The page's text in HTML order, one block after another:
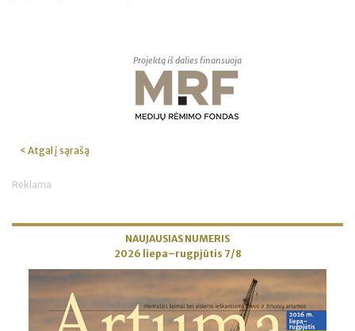
Projektą iš dalies finansuoja
< Atgal į sąrašą
Reklama
NAUJAUSIAS NUMERIS
2026 liepa–rugpjūtis 7/8